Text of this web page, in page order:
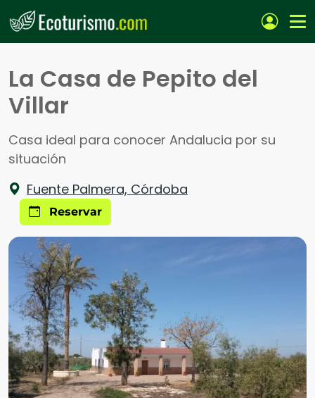
Pasar al contenido principal
La Casa de Pepito del
Villar
Casa ideal para conocer Andalucia por su
situación
Fuente Palmera, Córdoba
Reservar